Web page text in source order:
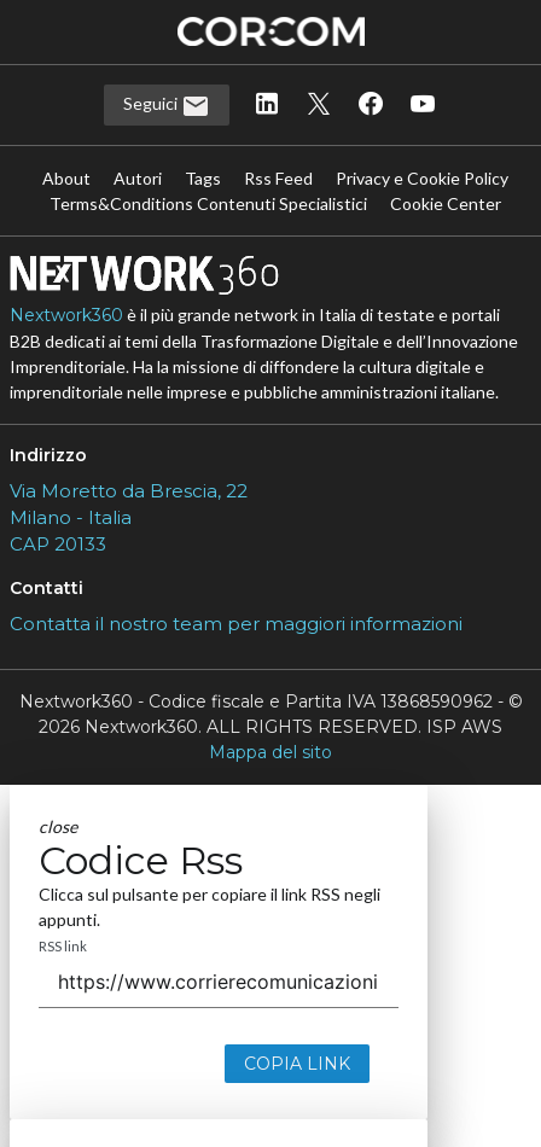
Seguici
About Autori Tags Rss Feed
Privacy e Cookie Policy
Terms&Conditions Contenuti Specialistici
Cookie Center
Nextwork360 è il più grande network in Italia di testate e portali
B2B dedicati ai temi della Trasformazione Digitale e dell’Innovazione
Imprenditoriale. Ha la missione di diffondere la cultura digitale e
imprenditoriale nelle imprese e pubbliche amministrazioni italiane.
Indirizzo
Via Moretto da Brescia, 22
Milano - Italia
CAP 20133
Contatti
Contatta il nostro team per maggiori informazioni
Nextwork360 - Codice fiscale e Partita IVA 13868590962 - ©
2026 Nextwork360. ALL RIGHTS RESERVED. ISP AWS
Mappa del sito
close
Codice Rss
Clicca sul pulsante per copiare il link RSS negli
appunti.
RSS link
COPIA LINK